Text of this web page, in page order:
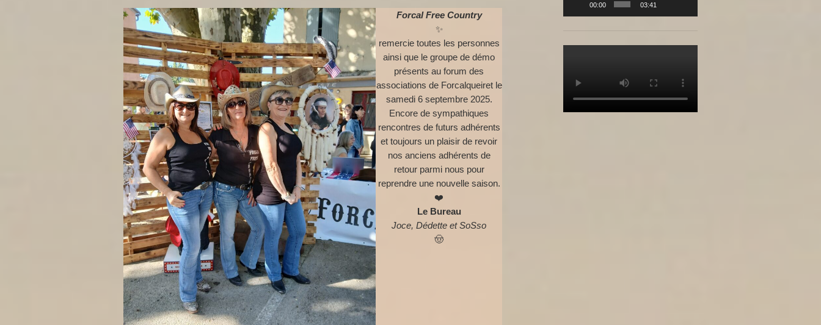
Forcal Free Country
✨
remercie toutes les personnes
ainsi que le groupe de démo
présents au forum des
associations de Forcalqueiret le
samedi 6 septembre 2025.
Encore de sympathiques
rencontres de futurs adhérents
et toujours un plaisir de revoir
nos anciens adhérents de
retour parmi nous pour
reprendre une nouvelle saison.
❤️
Le Bureau
Joce, Dédette et SoSso
🤠
00:00 03:41